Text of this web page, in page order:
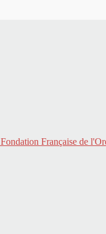
Fondation Française de